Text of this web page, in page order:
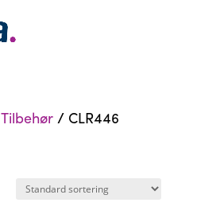
Tilbehør/ CLR446